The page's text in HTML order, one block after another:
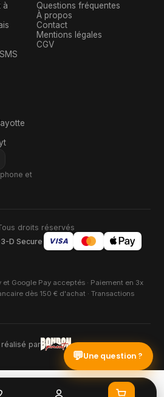
à
Questions fréquentes
À propos
Contact
Mentions légales
CGV
et
droits réservés
D Secure
VISA
Google Pay acceptés · Paiement en 3x
dès 150 € d'achat · Transactions
réalisé par
💬Une question ?